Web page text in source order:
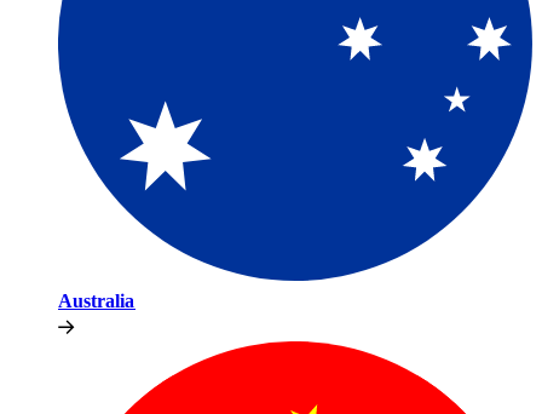
Australia​​